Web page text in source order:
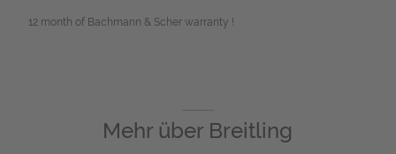
12 month of Bachmann & Scher warranty !
Mehr über Breitling